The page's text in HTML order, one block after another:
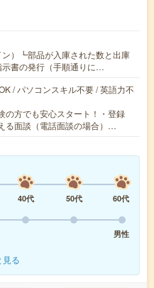
）┗部品が入庫された数と出庫
書の発行（手順通りに…
/ パソコンスキル不要 / 英語力不
の方でも安心スタート！・登録
る面談（電話面談の場合）…
40代 50代
60代
男性
見る